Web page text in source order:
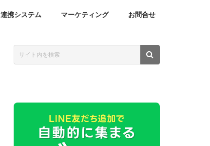
連携システム マーケティング お問合せ